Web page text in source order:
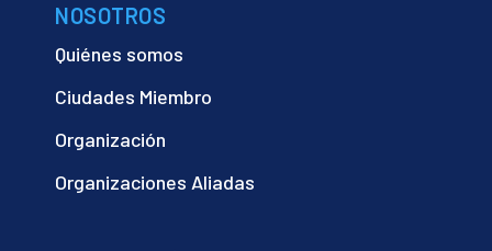
NOSOTROS
Quiénes somos
Ciudades Miembro
Organización
Organizaciones Aliadas